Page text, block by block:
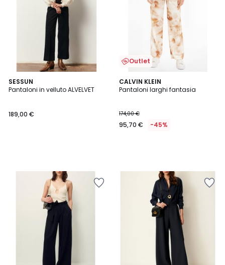
SESSUN
Pantaloni in velluto ALVELVET
189,00 €
Outlet
CALVIN KLEIN
Pantaloni larghi fantasia
174,00 €
95,70 € -45%